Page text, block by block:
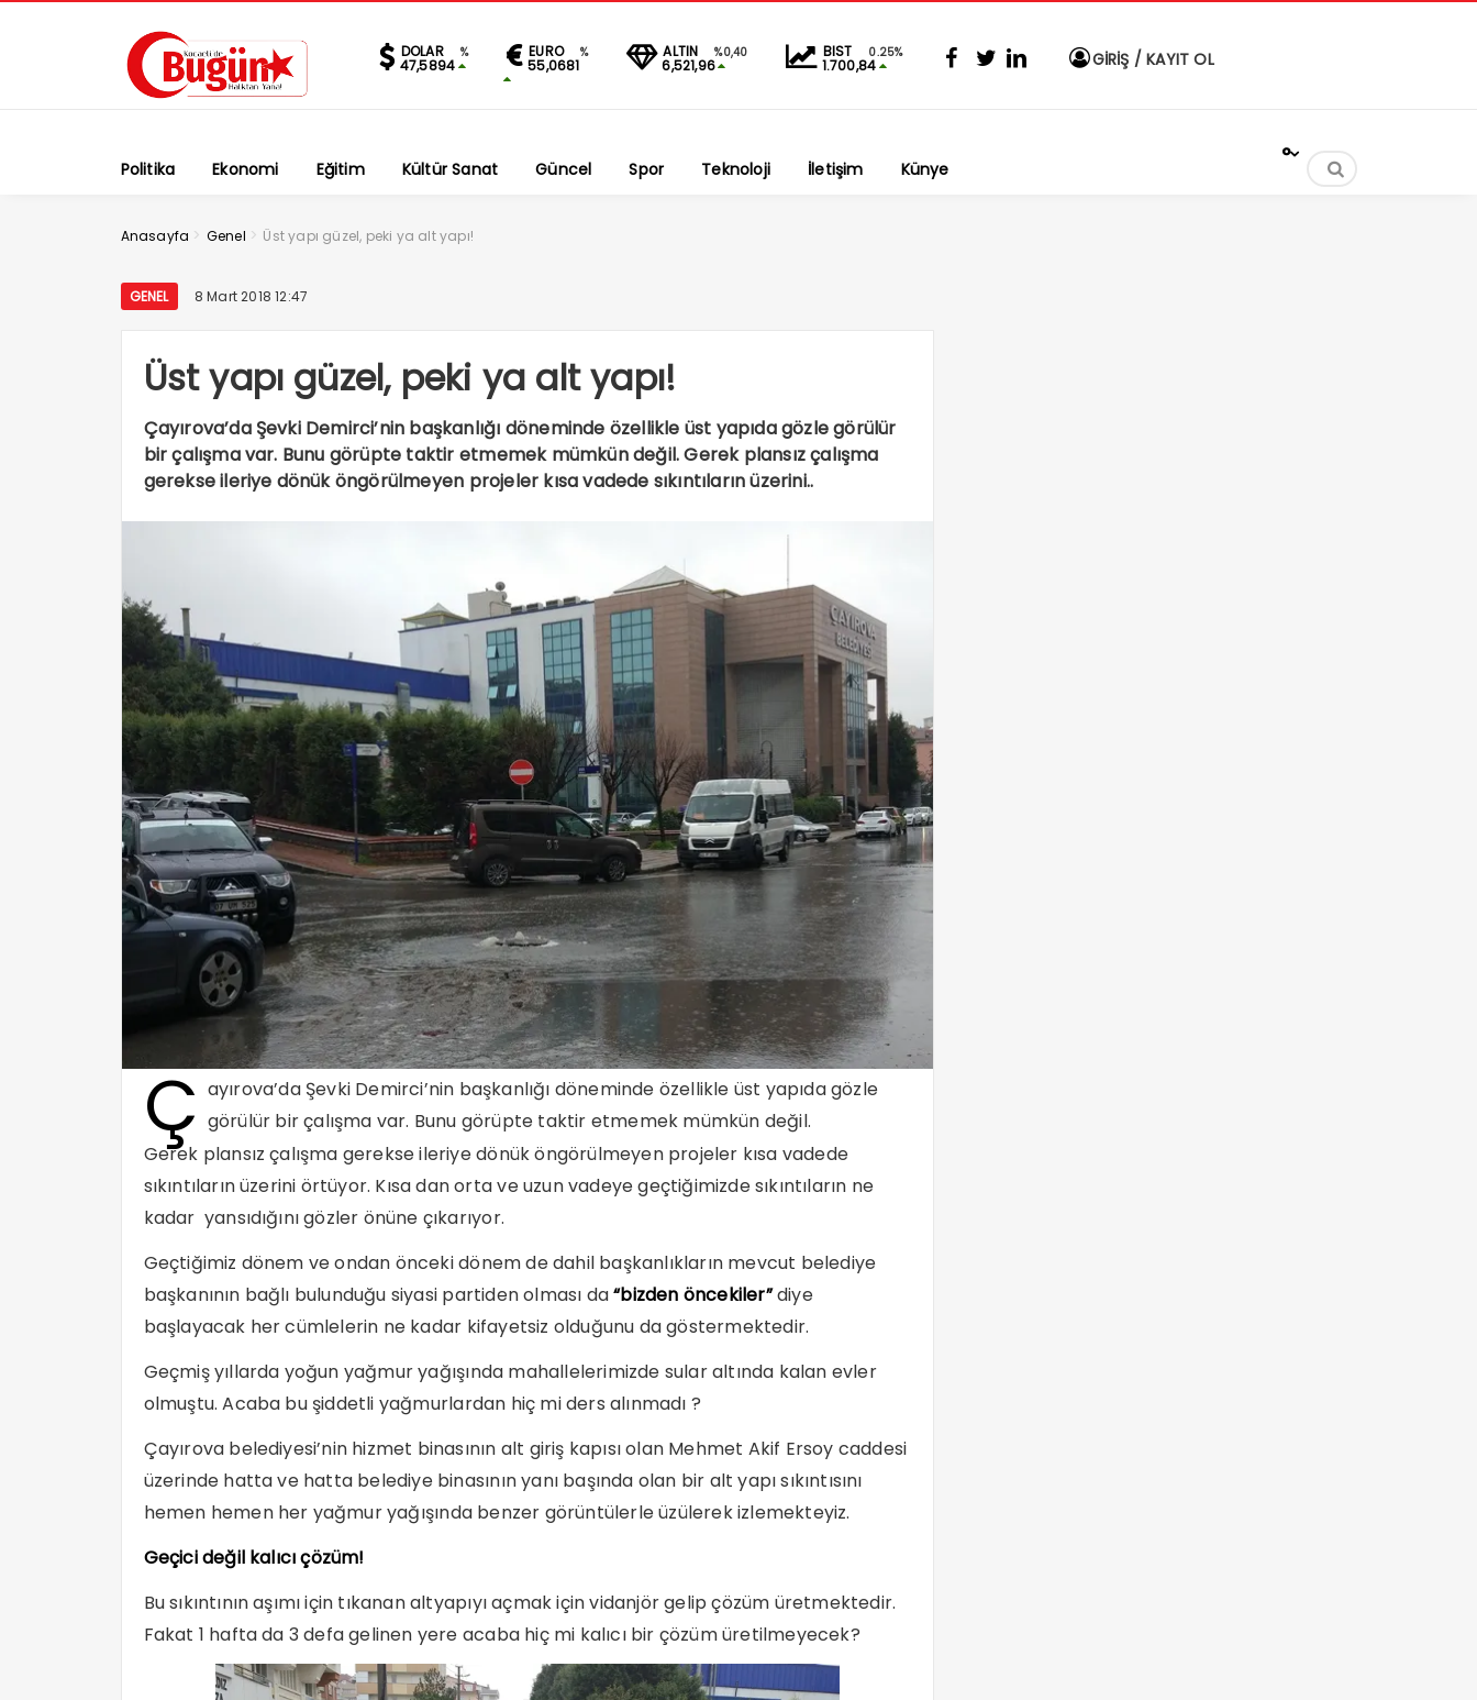
DOLAR %
47,5894
EURO %
55,0681
ALTIN %0,40
6,521,96
BIST 0.25%
1.700,84 GİRİŞ / KAYIT OL
Politika Ekonomi Eğitim Kültür Sanat Güncel Spor Teknoloji İletişim Künye
°
Anasayfa > Genel > Üst yapı güzel, peki ya alt yapı!
GENEL 8 Mart 2018 12:47
Üst yapı güzel, peki ya alt yapı!
Çayırova’da Şevki Demirci’nin başkanlığı döneminde özellikle üst yapıda gözle görülür
bir çalışma var. Bunu görüpte taktir etmemek mümkün değil. Gerek plansız çalışma
gerekse ileriye dönük öngörülmeyen projeler kısa vadede sıkıntıların üzerini..
Ç ayırova’da Şevki Demirci’nin başkanlığı döneminde özellikle üst yapıda gözle
görülür bir çalışma var. Bunu görüpte taktir etmemek mümkün değil.
Gerek plansız çalışma gerekse ileriye dönük öngörülmeyen projeler kısa vadede
sıkıntıların üzerini örtüyor. Kısa dan orta ve uzun vadeye geçtiğimizde sıkıntıların ne
kadar yansıdığını gözler önüne çıkarıyor.
Geçtiğimiz dönem ve ondan önceki dönem de dahil başkanlıkların mevcut belediye
başkanının bağlı bulunduğu siyasi partiden olması da“bizden öncekiler”diye
başlayacak her cümlelerin ne kadar kifayetsiz olduğunu da göstermektedir.
Geçmiş yıllarda yoğun yağmur yağışında mahallelerimizde sular altında kalan evler
olmuştu. Acaba bu şiddetli yağmurlardan hiç mi ders alınmadı ?
Çayırova belediyesi’nin hizmet binasının alt giriş kapısı olan Mehmet Akif Ersoy caddesi
üzerinde hatta ve hatta belediye binasının yanı başında olan bir alt yapı sıkıntısını
hemen hemen her yağmur yağışında benzer görüntülerle üzülerek izlemekteyiz.
Geçici değil kalıcı çözüm!
Bu sıkıntının aşımı için tıkanan altyapıyı açmak için vidanjör gelip çözüm üretmektedir.
Fakat 1 hafta da 3 defa gelinen yere acaba hiç mi kalıcı bir çözüm üretilmeyecek?